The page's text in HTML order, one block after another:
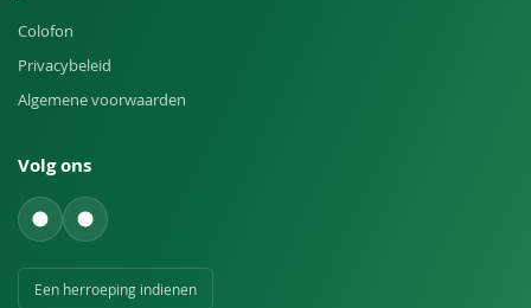
Colofon
Privacybeleid
Algemene voorwaarden
Volg ons
Een herroeping indienen